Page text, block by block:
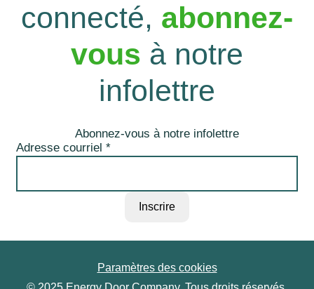
connecté, abonnez-
vous à notre
infolettre
Abonnez-vous à notre infolettre
Adresse courriel *
Paramètres des cookies